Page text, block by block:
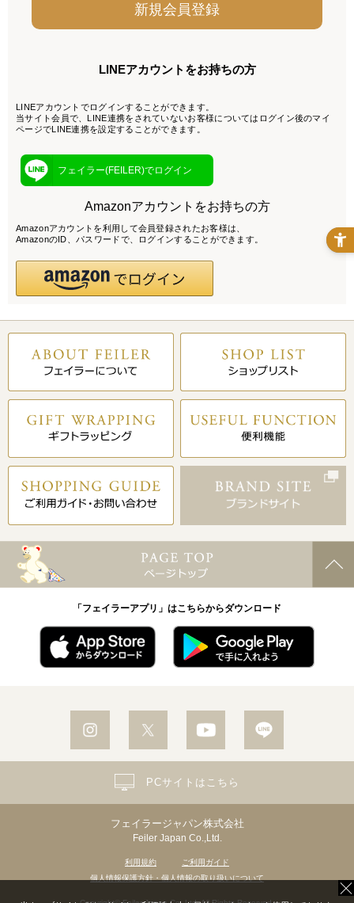
LINEアカウントをお持ちの方
LINEアカウントでログインすることができます。
当サイト会員で、LINE連携をされていないお客様についてはログイン後のマイ
ページでLINE連携を設定することができます。
フェイラー(FEILER)でログイン
Amazonアカウントをお持ちの方
Amazonアカウントを利用して会員登録されたお客様は、
AmazonのID、パスワードで、ログインすることができます。
「フェイラーアプリ」はこちらからダウンロード
フェイラージャパン株式会社
Feiler Japan Co.,Ltd.
利用規約
ご利用ガイド
個人情報保護方針・個人情報の取り扱いについて
PCサイトはこちら